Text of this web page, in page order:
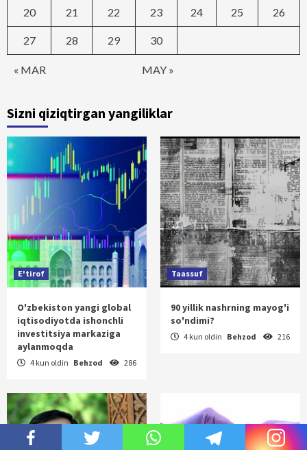
« MAR MAY »
20 21 22 23 24 25 26
27 28 29 30
Sizni qiziqtirgan yangiliklar
E'tirof
O'zbekiston yangi global
iqtisodiyotda ishonchli
investitsiya markaziga
aylanmoqda
4 kun oldin Behzod 286
Taassuf
90 yillik nashrning mayog'i
so'ndimi?
4 kun oldin Behzod 216